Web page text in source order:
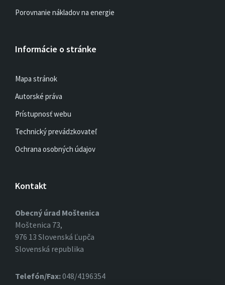
Porovnanie nákladov na energie
Informácie o stránke
Mapa stránok
Autorské práva
Prístupnosť webu
Technický prevádzkovateľ
Ochrana osobných údajov
Kontakt
Obecný úrad Moštenica
Moštenica 73,
976 13 Slovenská Ľupča
Slovenská republika
Telefón/Fax:048/4196354